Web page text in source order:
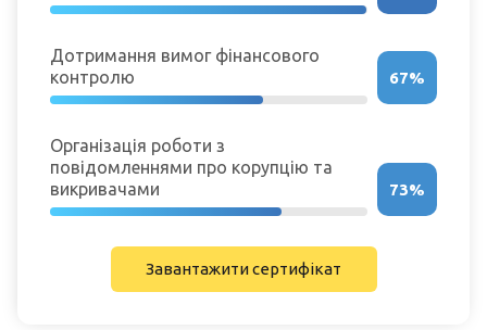
67%
Дотримання вимог фінансового
контролю
73%
Організація роботи з
повідомленнями про корупцію та
викривачами
Завантажити сертифікат